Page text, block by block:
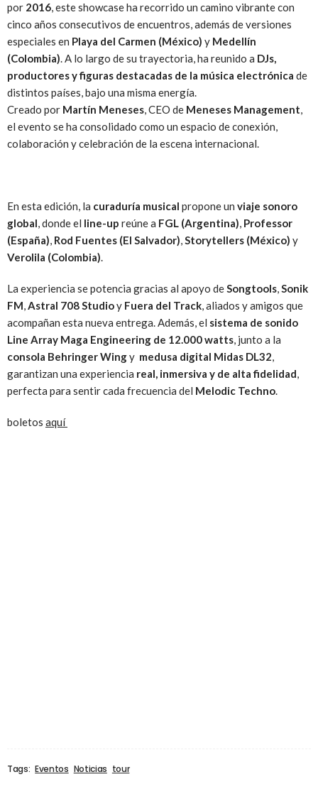
por 2016, este showcase ha recorrido un camino vibrante con
cinco años consecutivos de encuentros, además de versiones
especiales en Playa del Carmen (México) y Medellín
(Colombia). A lo largo de su trayectoria, ha reunido a DJs,
productores y figuras destacadas de la música electrónica de
distintos países, bajo una misma energía.
Creado por Martín Meneses, CEO de Meneses Management,
el evento se ha consolidado como un espacio de conexión,
colaboración y celebración de la escena internacional.
En esta edición, la curaduría musical propone un viaje sonoro
global, donde el line-up reúne a FGL (Argentina), Professor
(España), Rod Fuentes (El Salvador),Storytellers (México) y
Verolila (Colombia).
La experiencia se potencia gracias al apoyo deSongtools,Sonik
FM,Astral 708 Studioy Fuera del Track, aliados y amigos que
acompañan esta nueva entrega. Además, el sistema de sonido
Line Array Maga Engineering de 12.000 watts, junto a la
consola Behringer Wingy medusa digital Midas DL32,
garantizan una experiencia real, inmersiva y de alta fidelidad,
perfecta para sentir cada frecuencia del Melodic Techno.
boletos aquí
Tags: Eventos Noticias tour